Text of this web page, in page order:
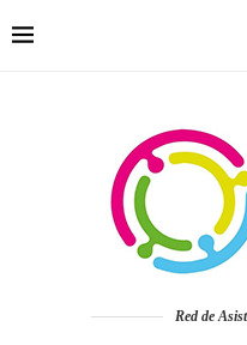
Red de